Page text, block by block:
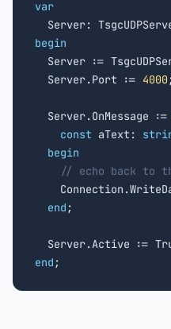
var
begin
Server :=
  Server.Port :=
4000
  Server.OnMessage :=
const aText:
begin
// echo back to
end ;
end ;